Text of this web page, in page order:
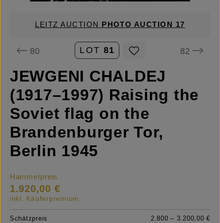
LEITZ AUCTION PHOTO AUCTION 17
80 LOT 81 82
JEWGENI CHALDEJ
(1917–1997) Raising the
Soviet flag on the
Brandenburger Tor,
Berlin 1945
Hammerpreis
1.920,00 €
inkl. Käuferpremium
Schätzpreis
2.800 – 3.200,00 €